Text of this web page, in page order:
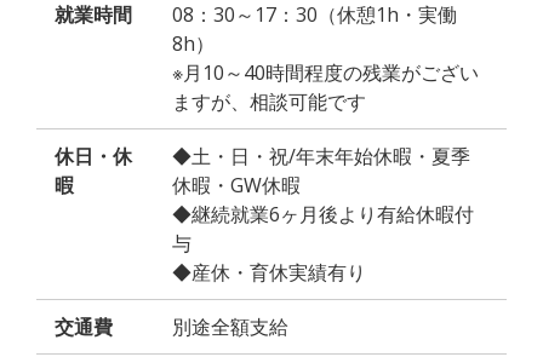
就業時間
08：30～17：30（休憩1h・実働
8h）
※月10～40時間程度の残業がござい
ますが、相談可能です
休日・休
暇
◆土・日・祝/年末年始休暇・夏季
休暇・GW休暇
◆継続就業6ヶ月後より有給休暇付
与
◆産休・育休実績有り
交通費 別途全額支給